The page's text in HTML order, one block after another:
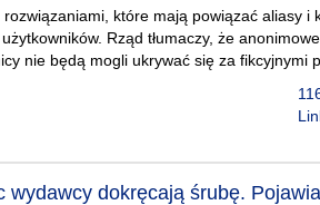
które mają powiązać aliasy i
Rząd tłumaczy, że
nie będą mogli ukrywać się za fikcyjnymi
wydawcy dokręcają śrubę.